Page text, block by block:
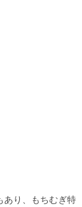
あり、もちむぎ特